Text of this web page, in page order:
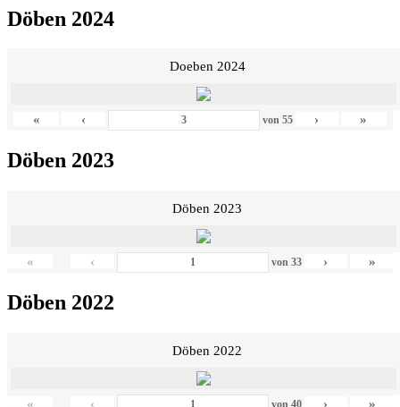
Döben 2024
Doeben 2024
« ‹ von 55 › »
Döben 2023
Döben 2023
« ‹ von 33 › »
Döben 2022
Döben 2022
« ‹ von 40 › »